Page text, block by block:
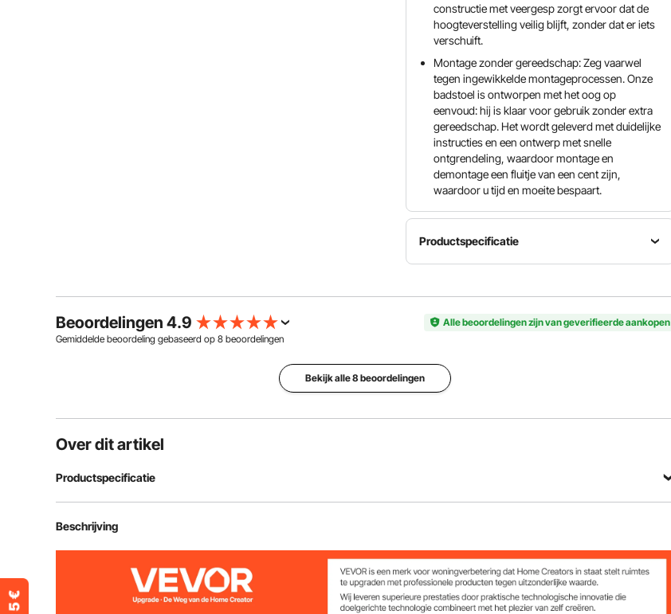
constructie met veergesp zorgt ervoor dat de
hoogteverstelling veilig blijft, zonder dat er iets
verschuift.
Montage zonder gereedschap: Zeg vaarwel
tegen ingewikkelde montageprocessen. Onze
badstoel is ontworpen met het oog op
eenvoud: hij is klaar voor gebruik zonder extra
gereedschap. Het wordt geleverd met duidelijke
instructies en een ontwerp met snelle
ontgrendeling, waardoor montage en
demontage een fluitje van een cent zijn,
waardoor u tijd en moeite bespaart.
Productspecificatie
Artikelmodelnummer
103C
Statisch
136,1 kg
aluminium
#6063 +
Hoogteverstelling
g op 6
inch /
alle
Beoordelingen 4.9
Alle beoordelingen zijn van geverifieerde aankopen
Gemiddelde beoordeling gebaseerd op 8 beoordelingen
Bekijk alle 8 beoordelingen
Over dit artikel
Productspecificatie
Artikelmodelnummer
Statisch draagvermogen
Beschrijving